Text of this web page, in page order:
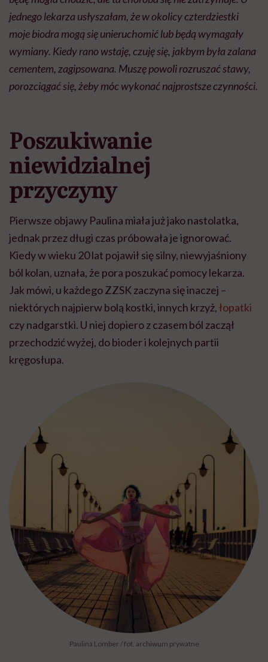
jednego lekarza usłyszałam, że w okolicy czterdziestki
moje biodra mogą się unieruchomić lub będą wymagały
wymiany. Kiedy rano wstaję, czuję się, jakbym była zalana
cementem, zagipsowana. Muszę powoli rozruszać stawy,
porozciągać się, żeby móc wykonać najprostsze czynności.
Poszukiwanie
niewidzialnej
przyczyny
Pierwsze objawy Paulina miała już jako nastolatka,
jednak przez długi czas próbowała je ignorować.
Kiedy w wieku 20 lat pojawił się silny, niewyjaśniony
ból kolan, uznała, że pora poszukać pomocy lekarza.
Jak mówi, u każdego ZZSK zaczyna się inaczej –
niektórych najpierw bolą kostki, innych krzyż,łopatki
czy nadgarstki. U niej dopiero z czasem ból zaczął
przechodzić wyżej, do bioder i kolejnych partii
kręgosłupa.
Paulina Lomber / fot. archiwum prywatne